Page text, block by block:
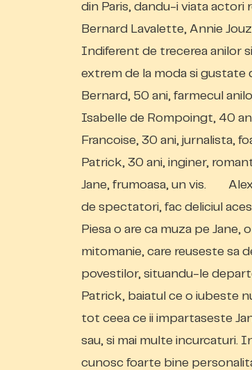
din Paris, dandu-i viata actori
Bernard Lavalette, Annie
Indiferent de trecerea anilor
extrem de la moda si gustate
Bernard, 50 ani, farmecul
Isabelle de Rompoingt, 40
Francoise, 30 ani, jurnalista,
Patrick, 30 ani, inginer,
Jane, frumoasa, un vis.
de spectatori, fac deliciul
Piesa o are ca muza pe
mitomanie, care reuseste sa
povestilor, situandu-le
Patrick, baiatul ce o iubeste
tot ceea ce ii impartaseste
sau, si mai multe incurcaturi.
cunosc foarte bine